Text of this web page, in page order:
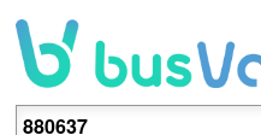
Потърсете спирка или